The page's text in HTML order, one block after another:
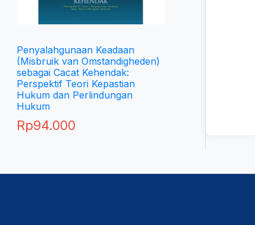
Penyalahgunaan Keadaan
(Misbruik van Omstandigheden)
sebagai Cacat Kehendak:
Perspektif Teori Kepastian
Hukum dan Perlindungan
Hukum
Rp94.000